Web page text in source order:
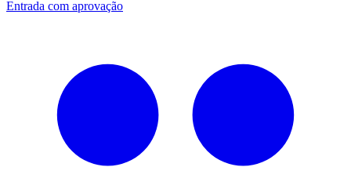
Entrada com aprovação